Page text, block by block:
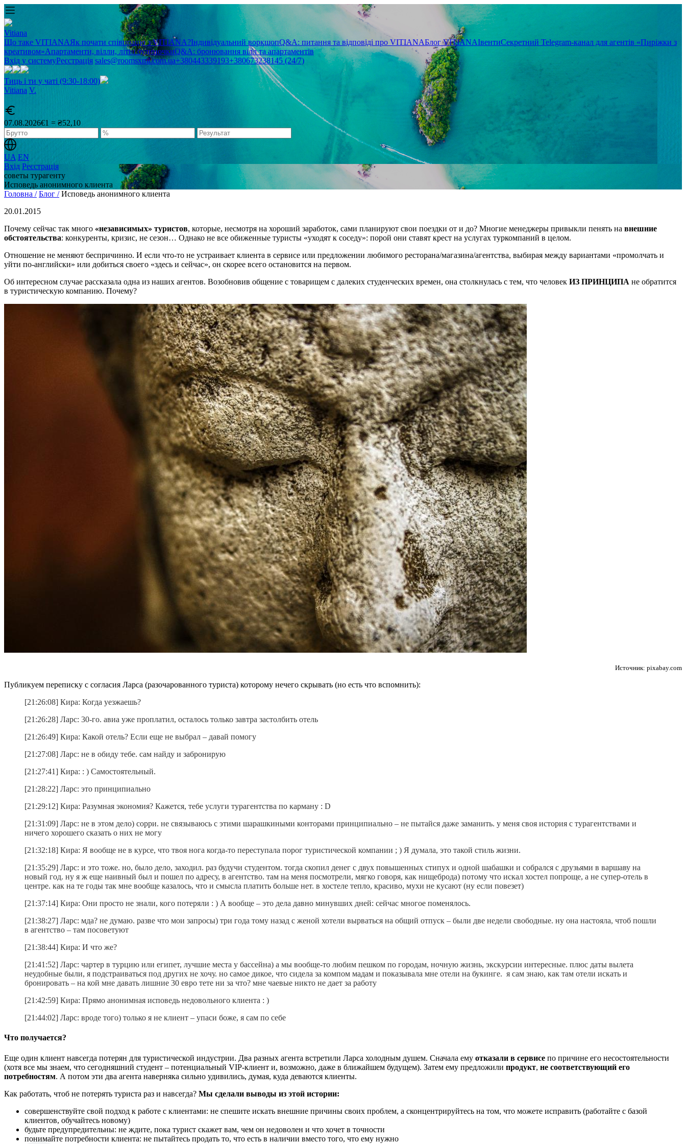
Vitiana
Що таке VITIANAЯк почати співпрацю з VITIANA?Індивідуальний воркшопQ&A: питання та відповіді про VITIANAБлог VITIANAІвентиСекретний Telegram-канал для агентів «Пиріжки з
креативом»Апартаменти, вілли, літні будиночкиQ&A: бронювання вілл та апартаментів
Вхід у системуРеєстрація sales@roomsxml.com.ua+380443339193+380673238145 (24/7)
Тиць і ти у чаті (9:30-18:00)
Vitiana V.
07.08.2026€1 = ₴52,10
UA EN
Вхід Реєстрація
советы турагенту
Исповедь анонимного клиента
Головна / Блог / Исповедь анонимного клиента
20.01.2015
Почему сейчас так много «независимых» туристов, которые, несмотря на хороший заработок, сами планируют свои поездки от и до? Многие менеджеры привыкли пенять на внешние
обстоятельства: конкуренты, кризис, не сезон… Однако не все обиженные туристы «уходят к соседу»: порой они ставят крест на услугах туркомпаний в целом.
Отношение не меняют беспричинно. И если что-то не устраивает клиента в сервисе или предложении любимого ресторана/магазина/агентства, выбирая между вариантами «промолчать и
уйти по-английски» или добиться своего «здесь и сейчас», он скорее всего остановится на первом.
Об интересном случае рассказала одна из наших агентов. Возобновив общение с товарищем с далеких студенческих времен, она столкнулась с тем, что человек ИЗ ПРИНЦИПА не обратится
в туристическую компанию. Почему?
Источник: pixabay.com
Публикуем переписку с согласия Ларса (разочарованного туриста) которому нечего скрывать (но есть что вспомнить):
[21:26:08] Кира: Когда уезжаешь?
[21:26:28] Ларс: 30-го. авиа уже проплатил, осталось только завтра застолбить отель
[21:26:49] Кира: Какой отель? Если еще не выбрал – давай помогу
[21:27:08] Ларс: не в обиду тебе. сам найду и забронирую
[21:27:41] Кира: : ) Самостоятельный.
[21:28:22] Ларс: это принципиально
[21:29:12] Кира: Разумная экономия? Кажется, тебе услуги турагентства по карману : D
[21:31:09] Ларс: не в этом дело) сорри. не связываюсь с этими шарашкиными конторами принципиально – не пытайся даже заманить. у меня своя история с турагентствами и
ничего хорошего сказать о них не могу
[21:32:18] Кира: Я вообще не в курсе, что твоя нога когда-то переступала порог туристической компании ; ) Я думала, это такой стиль жизни.
[21:35:29] Ларс: и это тоже. но, было дело, заходил. раз будучи студентом. тогда скопил денег с двух повышенных стипух и одной шабашки и собрался с друзьями в варшаву на
новый год. ну я ж еще наивный был и пошел по адресу, в агентство. там на меня посмотрели, мягко говоря, как нищеброда) потому что искал хостел попроще, а не супер-отель в
центре. как на те годы так мне вообще казалось, что и смысла платить больше нет. в хостеле тепло, красиво, мухи не кусают (ну если повезет)
[21:37:14] Кира: Они просто не знали, кого потеряли : ) А вообще – это дела давно минувших дней: сейчас многое поменялось.
[21:38:27] Ларс: мда? не думаю. разве что мои запросы) три года тому назад с женой хотели вырваться на общий отпуск – были две недели свободные. ну она настояла, чтоб пошли
в агентство – там посоветуют
[21:38:44] Кира: И что же?
[21:41:52] Ларс: чартер в турцию или египет, лучшие места у бассейна) а мы вообще-то любим пешком по городам, ночную жизнь, экскурсии интересные. плюс даты вылета
неудобные были, я подстраиваться под других не хочу. но самое дикое, что сидела за компом мадам и показывала мне отели на букинге. я сам знаю, как там отели искать и
бронировать – на кой мне давать лишние 30 евро тете ни за что? мне чаевые никто не дает за работу
[21:42:59] Кира: Прямо анонимная исповедь недовольного клиента : )
[21:44:02] Ларс: вроде того) только я не клиент – упаси боже, я сам по себе
Что получается?
Еще один клиент навсегда потерян для туристической индустрии. Два разных агента встретили Ларса холодным душем. Сначала ему отказали в сервисе по причине его несостоятельности
(хотя все мы знаем, что сегодняшний студент – потенциальный VIP-клиент и, возможно, даже в ближайшем будущем). Затем ему предложили продукт, не соответствующий его
потребностям. А потом эти два агента наверняка сильно удивились, думая, куда деваются клиенты.
Как работать, чтоб не потерять туриста раз и навсегда? Мы сделали выводы из этой истории:
совершенствуйте свой подход к работе с клиентами: не спешите искать внешние причины своих проблем, а сконцентрируйтесь на том, что можете исправить (работайте с базой
клиентов, обучайтесь новому)
будьте предупредительны: не ждите, пока турист скажет вам, чем он недоволен и что хочет в точности
понимайте потребности клиента: не пытайтесь продать то, что есть в наличии вместо того, что ему нужно